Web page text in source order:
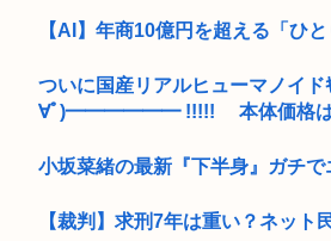
【AI】年商10億円を超える「ひ
ついに国産リアルヒューマノ
∀ﾟ)━━━━━━ !!!!! 本体価格は
小坂菜緒の最新『下半身』ガチで
【裁判】求刑7年は重い？ネット